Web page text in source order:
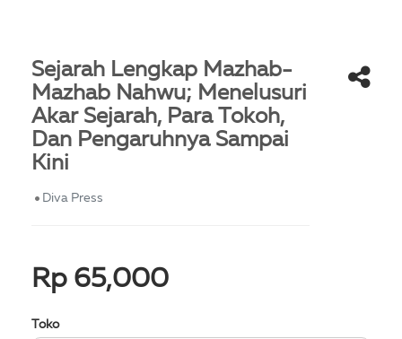
Sejarah Lengkap Mazhab-
Mazhab Nahwu; Menelusuri
Akar Sejarah, Para Tokoh,
Dan Pengaruhnya Sampai
Kini
Diva Press
Rp 65,000
Toko